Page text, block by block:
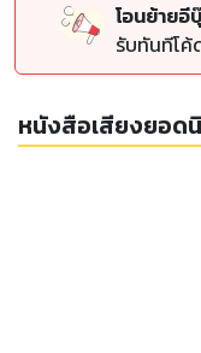
โอนย้ายอี
รับทันทีโค้
หนังสือเสียงยอด